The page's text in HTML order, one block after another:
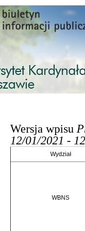
Przejdź do treści
Wersja wpisu
12/01/2021 -
Wydział
WBNS